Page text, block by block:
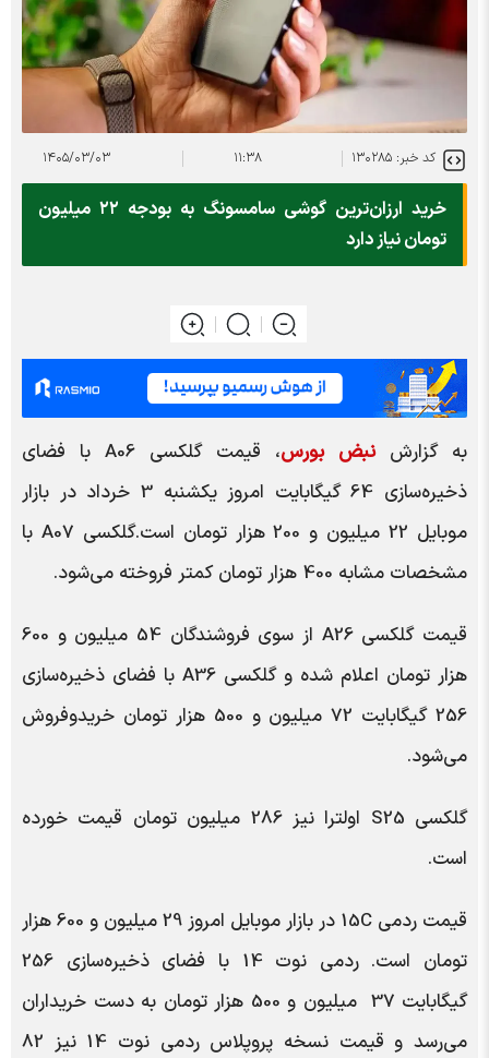
کد خبر: ۱۳۰۲۸۵ ۱۱:۳۸ ۱۴۰۵/۰۳/۰۳
خرید ارزان‌ترین گوشی سامسونگ به بودجه ۲۲ میلیون
تومان نیاز دارد
به گزارشنبض بورس
، قیمت گلکسی A06 با فضای
ذخیره‌سازی 64 گیگابایت امروز یکشنبه 3 خرداد در بازار
موبایل 22 میلیون و 200 هزار تومان است.گلکسی A07 با
مشخصات مشابه 400 هزار تومان کمتر فروخته می‌شود.
قیمت گلکسی A26 از سوی فروشندگان 54 میلیون و 600
هزار تومان اعلام شده و گلکسی A36 با فضای ذخیره‌سازی
256 گیگابایت 72 میلیون و 500 هزار تومان خریدوفروش
می‌شود.
گلکسی S25 اولترا نیز 286 میلیون تومان قیمت خورده
است.
قیمت ردمی 15C در بازار موبایل امروز 29 میلیون و 600 هزار
تومان است. ردمی نوت 14 با فضای ذخیره‌سازی 256
گیگابایت 37 میلیون و 500 هزار تومان به دست خریداران
می‌رسد و قیمت نسخه پروپلاس ردمی نوت 14 نیز 82